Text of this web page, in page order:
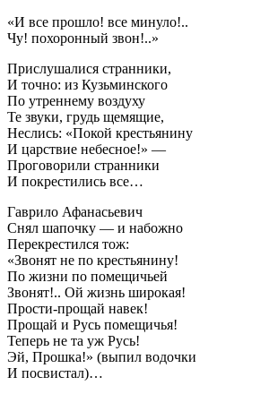
«И все прошло! все минуло!..
Чу! похоронный звон!..»
Прислушалися странники,
И точно: из Кузьминского
По утреннему воздуху
Те звуки, грудь щемящие,
Неслись: «Покой крестьянину
И царствие небесное!» —
Проговорили странники
И покрестились все…
Гаврило Афанасьевич
Снял шапочку — и набожно
Перекрестился тож:
«Звонят не по крестьянину!
По жизни по помещичьей
Звонят!.. Ой жизнь широкая!
Прости-прощай навек!
Прощай и Русь помещичья!
Теперь не та уж Русь!
Эй, Прошка!» (выпил водочки
И посвистал)…